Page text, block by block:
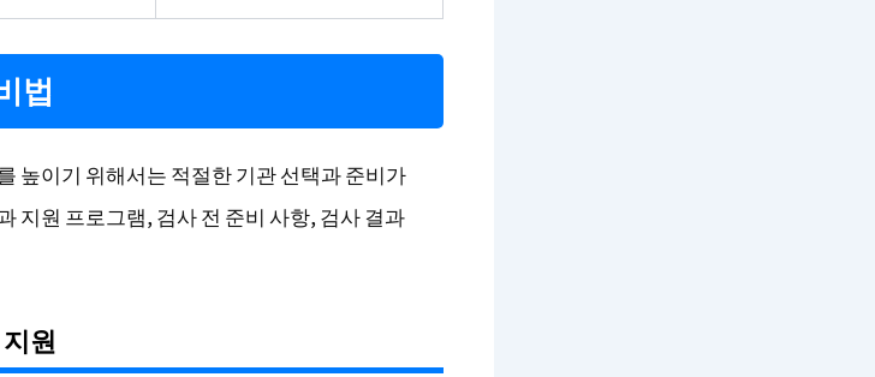
법
높이기 위해서는 적절한 기관 선택과 준비가
지원 프로그램, 검사 전 준비 사항, 검사 결과
원